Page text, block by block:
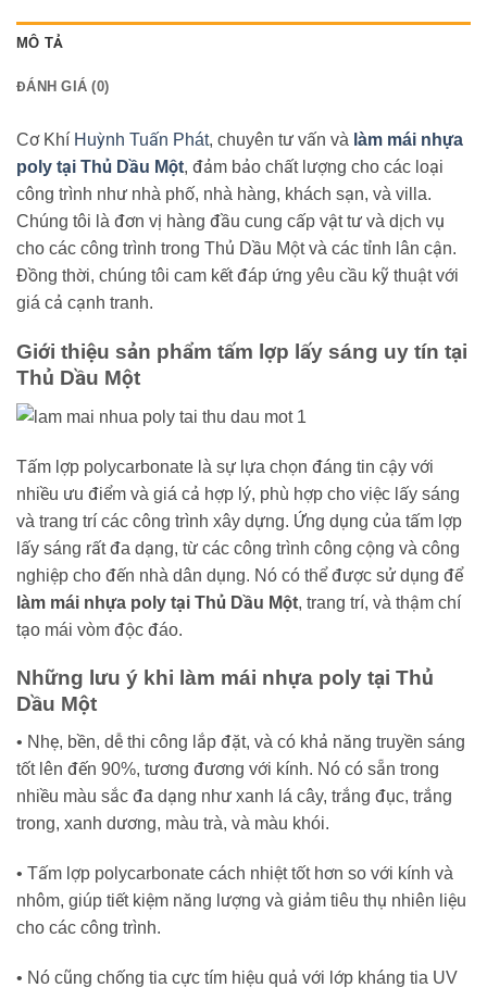
MÔ TẢ
ĐÁNH GIÁ (0)
Cơ Khí Huỳnh Tuấn Phát, chuyên tư vấn và làm mái nhựa
poly tại Thủ Dầu Một, đảm bảo chất lượng cho các loại
công trình như nhà phố, nhà hàng, khách sạn, và villa.
Chúng tôi là đơn vị hàng đầu cung cấp vật tư và dịch vụ
cho các công trình trong Thủ Dầu Một và các tỉnh lân cận.
Đồng thời, chúng tôi cam kết đáp ứng yêu cầu kỹ thuật với
giá cả cạnh tranh.
Giới thiệu sản phẩm tấm lợp lấy sáng uy tín tại
Thủ Dầu Một
Tấm lợp polycarbonate là sự lựa chọn đáng tin cậy với
nhiều ưu điểm và giá cả hợp lý, phù hợp cho việc lấy sáng
và trang trí các công trình xây dựng. Ứng dụng của tấm lợp
lấy sáng rất đa dạng, từ các công trình công cộng và công
nghiệp cho đến nhà dân dụng. Nó có thể được sử dụng để
làm mái nhựa poly tại Thủ Dầu Một, trang trí, và thậm chí
tạo mái vòm độc đáo.
Những lưu ý khi làm mái nhựa poly tại Thủ
Dầu Một
• Nhẹ, bền, dễ thi công lắp đặt, và có khả năng truyền sáng
tốt lên đến 90%, tương đương với kính. Nó có sẵn trong
nhiều màu sắc đa dạng như xanh lá cây, trắng đục, trắng
trong, xanh dương, màu trà, và màu khói.
• Tấm lợp polycarbonate cách nhiệt tốt hơn so với kính và
nhôm, giúp tiết kiệm năng lượng và giảm tiêu thụ nhiên liệu
cho các công trình.
• Nó cũng chống tia cực tím hiệu quả với lớp kháng tia UV